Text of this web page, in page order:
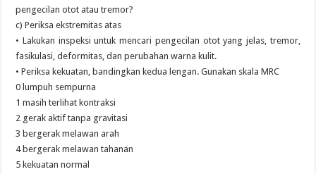
pengecilan otot atau tremor?
c) Periksa ekstremitas atas
• Lakukan inspeksi untuk mencari pengecilan otot yang jelas, tremor,
fasikulasi, deformitas, dan perubahan warna kulit.
• Periksa kekuatan, bandingkan kedua lengan. Gunakan skala MRC
0 lumpuh sempurna
1 masih terlihat kontraksi
2 gerak aktif tanpa gravitasi
3 bergerak melawan arah
4 bergerak melawan tahanan
5 kekuatan normal